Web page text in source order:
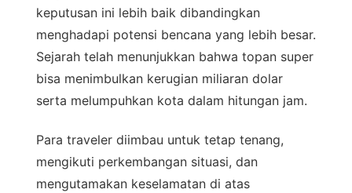
keputusan ini lebih baik dibandingkan
menghadapi potensi bencana yang lebih besar.
Sejarah telah menunjukkan bahwa topan super
bisa menimbulkan kerugian miliaran dolar
serta melumpuhkan kota dalam hitungan jam.
Para traveler diimbau untuk tetap tenang,
mengikuti perkembangan situasi, dan
mengutamakan keselamatan di atas